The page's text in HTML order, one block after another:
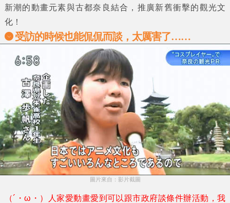
新潮的動畫元素與古都奈良結合，推廣新舊衝擊的觀光文
化！
受訪的時候也能侃侃而談，太厲害了……
圖片來自：影片截圖
（´・ω・）人家愛動畫愛到可以跟市政府談條件辦活動，我